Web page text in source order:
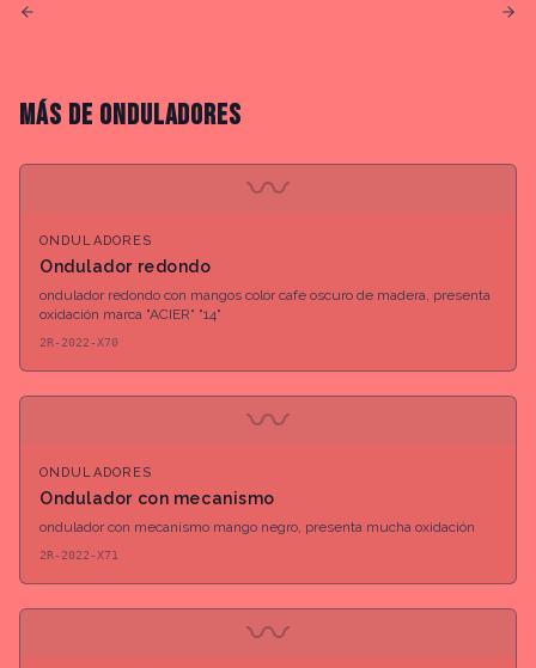
MÁS DE ONDULADORES
〰
ONDULADORES
Ondulador redondo
ondulador redondo con mangos color cafe oscuro de madera, presenta
oxidación marca "ACIER" "14"
2R-2022-X70
〰
ONDULADORES
Ondulador con mecanismo
ondulador con mecanismo mango negro, presenta mucha oxidación
2R-2022-X71
〰